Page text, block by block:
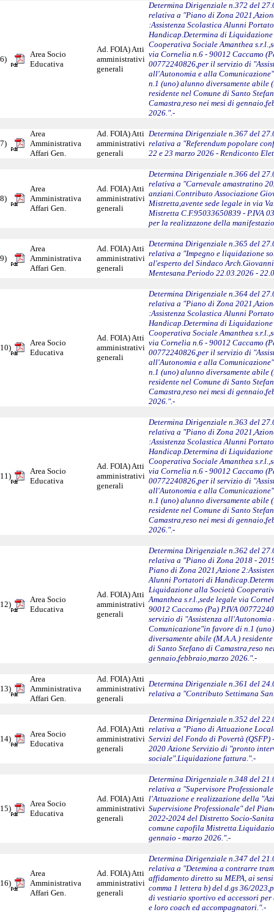
6)
Area Socio
Educativa
Ad. FOIA) Atti
amministrativi
generali
Determina Dirigenziale n.372 del
relativa a "Piano di Zona
:Assistenza Scolastica Alunni
Handicap.Determina di
Cooperativa Sociale Amanthea
via Cornelia n.6 - 90012 Caccamo
00772240826,per il servizio di
all'Autonomia e alla
n.1 (uno) alunno diversamente abile
residente nel Comune di Santo
Camastra,reso nei mesi di
2026.".-
7)
Area
Amministrativa
Affari Gen.
Ad. FOIA) Atti
amministrativi
generali
Determina Dirigenziale n.367 del
relativa a "Referendum popolare
22 e 23 marzo 2026 - Rendiconto
8)
Area
Amministrativa
Affari Gen.
Ad. FOIA) Atti
amministrativi
generali
Determina Dirigenziale n.366 del
relativa a "Carnevale amastratino
anziani.Contributo Associazione
Mistretta,avente sede legale in via
Mistretta C.F.95033650839 - P.IVA
per la realizzazone della
9)
Area
Amministrativa
Affari Gen.
Ad. FOIA) Atti
amministrativi
generali
Determina Dirigenziale n.365 del
relativa a "Impegno e liquidazione
al'esperto del Sindaco Arch.Giovanni
Mentesana.Periodo 22.03.2026 -
10)
Area Socio
Educativa
Ad. FOIA) Atti
amministrativi
generali
Determina Dirigenziale n.364 del
relativa a "Piano di Zona
:Assistenza Scolastica Alunni
Handicap.Determina di
Cooperativa Sociale Amanthea
via Cornelia n.6 - 90012 Caccamo
00772240826,per il servizio di
all'Autonomia e alla
n.1 (uno) alunno diversamente abile
residente nel Comune di Santo
Camastra,reso nei mesi di
2026.".-
11)
Area Socio
Educativa
Ad. FOIA) Atti
amministrativi
generali
Determina Dirigenziale n.363 del
relativa a "Piano di Zona
:Assistenza Scolastica Alunni
Handicap.Determina di
Cooperativa Sociale Amanthea
via Cornelia n.6 - 90012 Caccamo
00772240826,per il servizio di
all'Autonomia e alla
n.1 (uno) alunno diversamente abile
residente nel Comune di Santo
Camastra,reso nei mesi di
2026.".-
12)
Area Socio
Educativa
Ad. FOIA) Atti
amministrativi
generali
Determina Dirigenziale n.362 del
relativa a "Piano di Zona 2018 -
Piano di Zona 2021,Azione
Alunni Portatori di
Liquidazione alla Società
Amanthea s.r.l.,sede legale via
90012 Caccamo (Pa) P.IVA
servizio di "Assistenza all'Autonomia
Comunicazione"in favore di n.1
diversamente abile (M.A.A.)
di Santo Stefano di Camastra,reso
gennaio,febbraio,marzo 2026.".-
13)
Area
Amministrativa
Affari Gen.
Ad. FOIA) Atti
amministrativi
generali
Determina Dirigenziale n.361 del
relativa a "Contributo Settimana
14)
Area Socio
Educativa
Ad. FOIA) Atti
amministrativi
generali
Determina Dirigenziale n.352 del
relativa a "Piano di Attuazione
Servizi del Fondo di Povertà (QSFP)
2020 Azione Servizio di "pronto
sociale".Liquidazione fattura.".-
15)
Area Socio
Educativa
Ad. FOIA) Atti
amministrativi
generali
Determina Dirigenziale n.348 del
relativa a "Supervisore
l'Attuazione e realizzazione della
Supervisione Professionale" del
2022-2024 del Distretto Socio-
comune capofila
gennaio - marzo 2026.".-
16)
Area
Amministrativa
Affari Gen.
Ad. FOIA) Atti
amministrativi
generali
Determina Dirigenziale n.347 del
relativa a "Detemina a contrarre
affidamento diretto su MEPA, ai
comma 1 lettera b) del d.gs 36/
di vestiario sportivo ed accessori
e loro coach ed accompagnatori.".-